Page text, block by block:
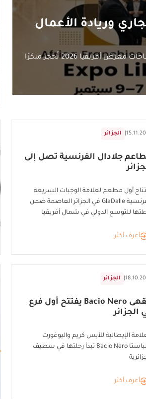
وريادة الأعمال
الجزائر
جلادال الفرنسية تصل إلى
أول مطعم لعلامة الوجبات السريعة
الفرنسية GlaDalle في الجزائر العاصمة ضمن
للتوسع الدولي في شمال أفريقيا
أعرف أكثر
الجزائر
مقهى Bacio Nero يفتتح أول فرع
الجزائر
الإيطالية للآيس كريم واليوغورت
والباستا Bacio Nero تبدأ رحلتها في سطيف
أعرف أكثر